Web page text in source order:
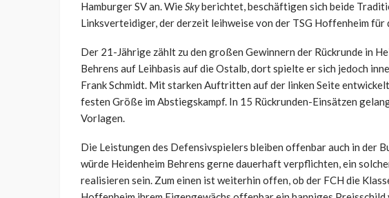
Hamburger SV an. WieSkyberichtet, beschäftigen sich beide
Linksverteidiger, der derzeit leihweise von der TSG Hoffenheim für
Der 21-Jährige zählt zu den großen Gewinnern der Rückrunde in
Behrens auf Leihbasis auf die Ostalb, dort spielte er sich jedoch
Frank Schmidt. Mit starken Auftritten auf der linken Seite
festen Größe im Abstiegskampf. In 15 Rückrunden-Einsätzen
Vorlagen.
Die Leistungen des Defensivspielers bleiben offenbar auch in der
würde Heidenheim Behrens gerne dauerhaft verpflichten, ein
realisieren sein. Zum einen ist weiterhin offen, ob der FCH die